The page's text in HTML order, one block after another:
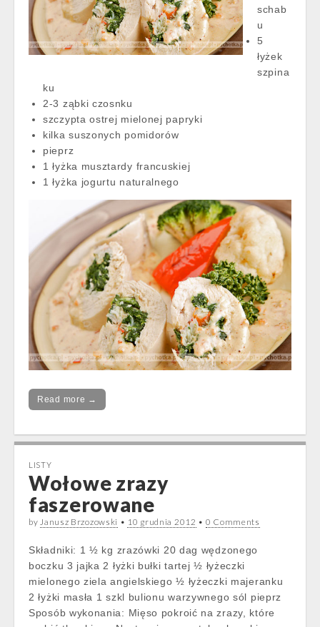
schab
u
5
łyżek
szpina
ku
2-3 ząbki czosnku
szczypta ostrej mielonej papryki
kilka suszonych pomidorów
pieprz
1 łyżka musztardy francuskiej
1 łyżka jogurtu naturalnego
Read more →
LISTY
Wołowe zrazy
faszerowane
by Janusz Brzozowski • 10 grudnia 2012 • 0 Comments
Składniki: 1 ½ kg zrazówki 20 dag wędzonego
boczku 3 jajka 2 łyżki bułki tartej ½ łyżeczki
mielonego ziela angielskiego ½ łyżeczki majeranku
2 łyżki masła 1 szkl bulionu warzywnego sól pieprz
Sposób wykonania: Mięso pokroić na zrazy, które